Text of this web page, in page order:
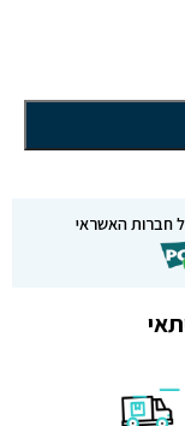
חברות האשראי